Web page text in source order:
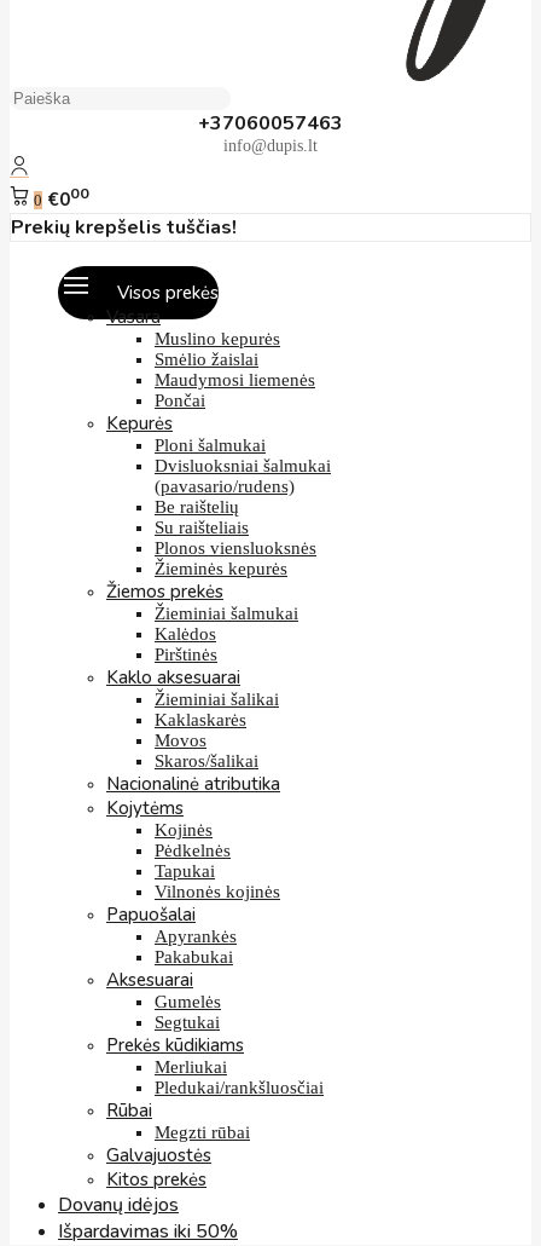
+37060057463
info@dupis.lt
0 €000
Prekių krepšelis tuščias!
Visos prekės
Vasara
Muslino kepurės
Smėlio žaislai
Maudymosi liemenės
Pončai
Kepurės
Ploni šalmukai
Dvisluoksniai šalmukai
(pavasario/rudens)
Be raištelių
Su raišteliais
Plonos viensluoksnės
Žieminės kepurės
Žiemos prekės
Žieminiai šalmukai
Kalėdos
Pirštinės
Kaklo aksesuarai
Žieminiai šalikai
Kaklaskarės
Movos
Skaros/šalikai
Nacionalinė atributika
Kojytėms
Kojinės
Pėdkelnės
Tapukai
Vilnonės kojinės
Papuošalai
Apyrankės
Pakabukai
Aksesuarai
Gumelės
Segtukai
Prekės kūdikiams
Merliukai
Pledukai/rankšluosčiai
Rūbai
Megzti rūbai
Galvajuostės
Kitos prekės
Dovanų idėjos
Išpardavimas iki 50%